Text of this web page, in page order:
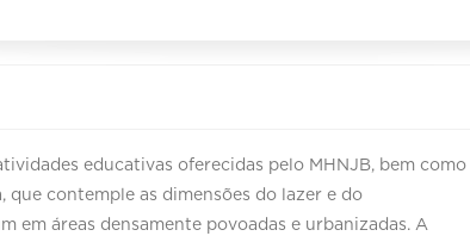
educativas oferecidas pelo MHNJB, bem como
contemple as dimensões do lazer e do
em áreas densamente povoadas e urbanizadas. A